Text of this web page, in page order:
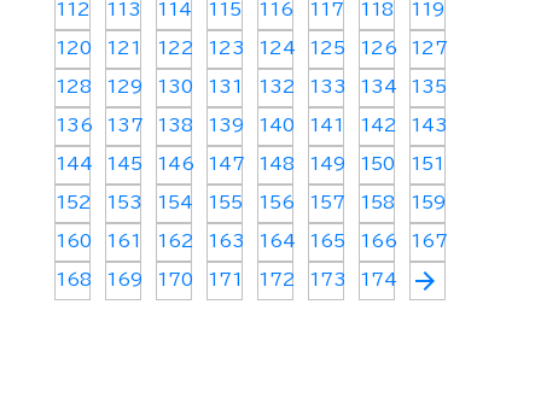
112 113 114 115 116 117 118 119
120 121 122 123 124 125 126 127
128 129 130 131 132 133 134 135
136 137 138 139 140 141 142 143
144 145 146 147 148 149 150 151
152 153 154 155 156 157 158 159
160 161 162 163 164 165 166 167
168 169 170 171 172 173 174 arrow_forward